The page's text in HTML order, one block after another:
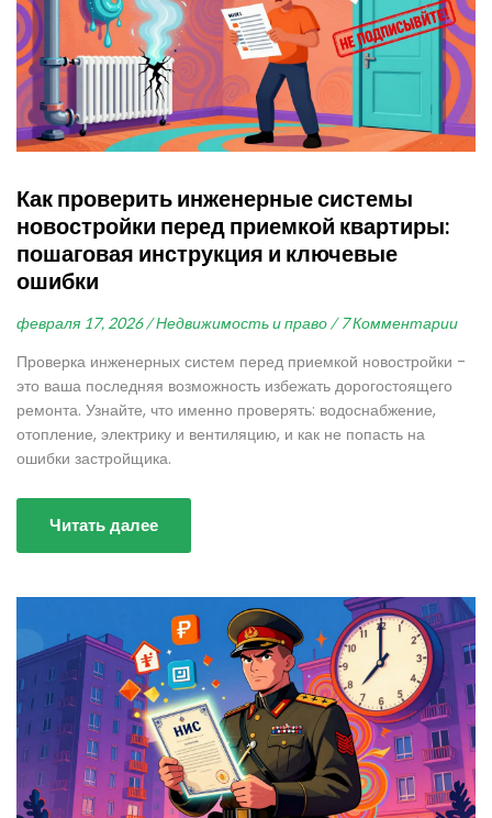
Как проверить инженерные системы
новостройки перед приемкой квартиры:
пошаговая инструкция и ключевые
ошибки
февраля 17, 2026 / Недвижимость и право / 7 Комментарии
Проверка инженерных систем перед приемкой новостройки -
это ваша последняя возможность избежать дорогостоящего
ремонта. Узнайте, что именно проверять: водоснабжение,
отопление, электрику и вентиляцию, и как не попасть на
ошибки застройщика.
Читать далее